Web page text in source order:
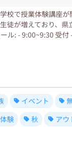
校で授業体験講座
徒が増えており、県
ル: - 9:00~9:30 受
イベント
体験 秋 アウ